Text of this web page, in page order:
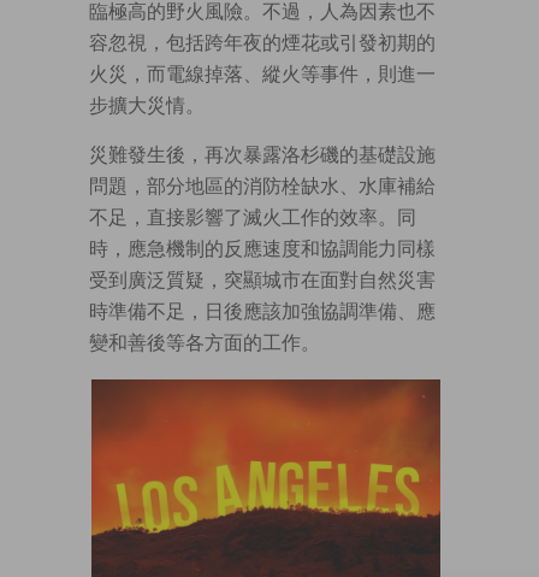
臨極高的野火風險。不過，人為因素也不
容忽視，包括跨年夜的煙花或引發初期的
火災，而電線掉落、縱火等事件，則進一
步擴大災情。
災難發生後，再次暴露洛杉磯的基礎設施
問題，部分地區的消防栓缺水、水庫補給
不足，直接影響了滅火工作的效率。同
時，應急機制的反應速度和協調能力同樣
受到廣泛質疑，突顯城市在面對自然災害
時準備不足，日後應該加強協調準備、應
變和善後等各方面的工作。